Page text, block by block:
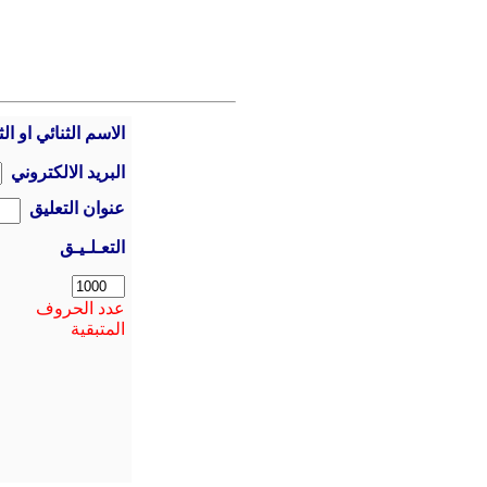
الاسم الثنائي او
البريد الالكتروني
عنوان التعليق
التعـلـيـق
عدد الحروف
المتبقية